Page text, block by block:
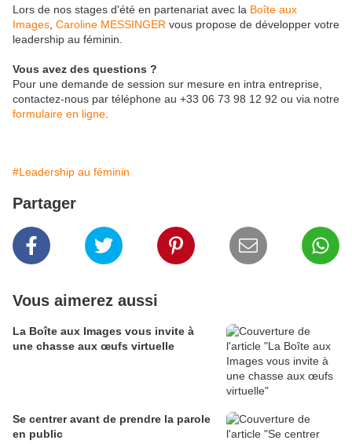
Lors de nos stages d'été en partenariat avec la Boîte aux
Images Caroline MESSINGER vous propose de développer votre
leadership au féminin.
Vous avez des questions ?
Pour une demande de session sur mesure en intra entreprise,
contactez-nous par téléphone au +33 06 73 98 12 92 ou via notre
formulaire en ligne
#Leadership au féminin
Partager
Vous aimerez aussi
La Boîte aux Images vous invite à
une chasse aux œufs virtuelle
Se centrer avant de prendre la parole
en public